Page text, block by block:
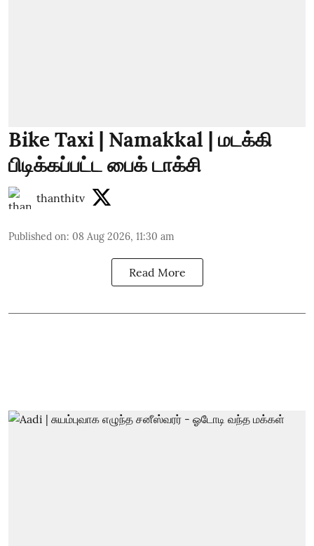
Bike Taxi | Namakkal | மடக்கி
பிடிக்கப்பட்ட பைக் டாக்சி
thanthitv
Published on: 08 Aug 2026, 11:30 am
Read More